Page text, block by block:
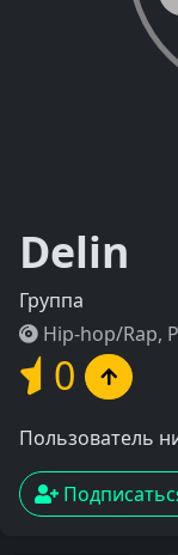
Delin
Группа
Hip-hop/Rap,
0
Пользователь